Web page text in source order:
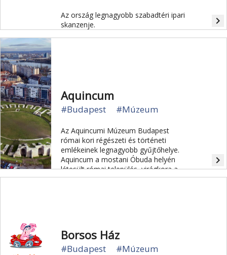
Az ország legnagyobb szabadtéri ipari
skanzenje.
navigate_next
Aquincum
#Budapest #Múzeum
Az Aquincumi Múzeum Budapest
római kori régészeti és történeti
emlékeinek legnagyobb gyűjtőhelye.
Aquincum a mostani Óbuda helyén
létesült római település, virágkora a
második harmadik századra esett,
navigate_next
Borsos Ház
#Budapest #Múzeum